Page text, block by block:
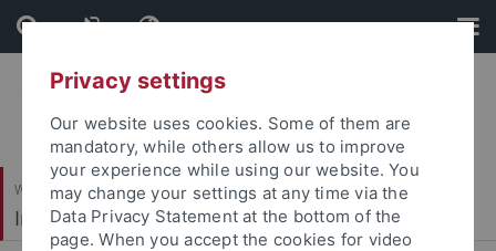
Skip
to
content
Skip
to
footer
Wirtschafts- und Sozialwissenschaftliche Fakultät
Institut für Sportwissenschaft
Privacy settings
Our website uses cookies. Some of them are
mandatory, while others allow us to improve
your experience while using our website. You
may change your settings at any time via the
Data Privacy Statement at the bottom of the
page. When you accept the cookies for video